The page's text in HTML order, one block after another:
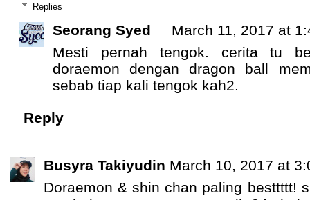
Replies
Seorang Syed
March 11, 2017 at
Mesti pernah tengok. cerita tu
doraemon dengan dragon ball
sebab tiap kali tengok kah2.
Reply
Busyra Takiyudin March 10, 2017 at
Doraemon & shin chan paling besttttt!